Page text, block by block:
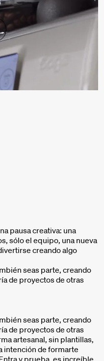
Mute Settings
pausa creativa: una
sólo el equipo, una nueva
creando algo
seas parte, creando
de proyectos de otras
seas parte, creando
de proyectos de otras
artesanal, sin plantillas,
intención de formarte
y prueba, es increíble.